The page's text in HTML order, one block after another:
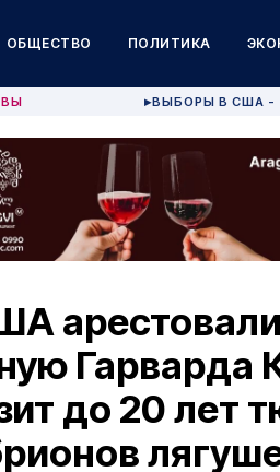
ОБЩЕСТВО ПОЛИТИКА
▶ВЫБОРЫ В США -
Гарварда
до 20 лет